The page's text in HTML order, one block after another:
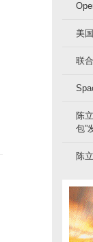
美
联
陈
包”
陈